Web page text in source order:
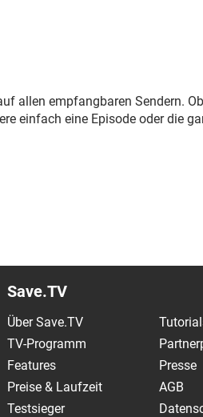
allen empfangbaren Sendern.
einfach eine Episode oder die
Save.TV
Über Save.TV
TV-Programm
Features
Preise & Laufzeit
Testsieger
Presse
AGB